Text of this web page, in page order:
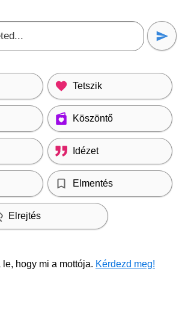
Tetszik
Köszöntő
Idézet
Elmentés
Elrejtés
hogy mi a mottója. Kérdezd meg!